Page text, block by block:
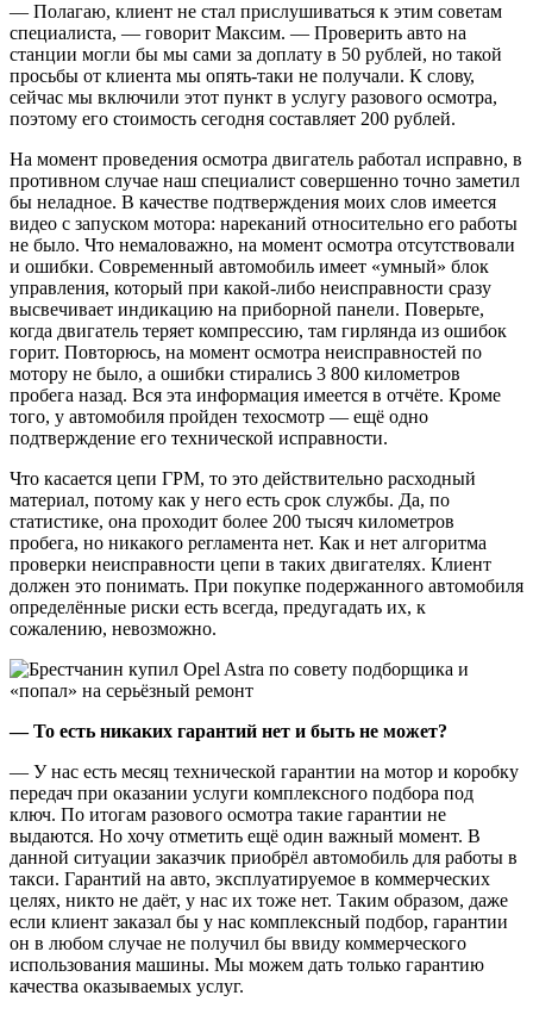
— Полагаю, клиент не стал прислушиваться к этим советам
специалиста, — говорит Максим. — Проверить авто на
станции могли бы мы сами за доплату в 50 рублей, но такой
просьбы от клиента мы опять-таки не получали. К слову,
сейчас мы включили этот пункт в услугу разового осмотра,
поэтому его стоимость сегодня составляет 200 рублей.
На момент проведения осмотра двигатель работал исправно, в
противном случае наш специалист совершенно точно заметил
бы неладное. В качестве подтверждения моих слов имеется
видео с запуском мотора: нареканий относительно его работы
не было. Что немаловажно, на момент осмотра отсутствовали
и ошибки. Современный автомобиль имеет «умный» блок
управления, который при какой-либо неисправности сразу
высвечивает индикацию на приборной панели. Поверьте,
когда двигатель теряет компрессию, там гирлянда из ошибок
горит. Повторюсь, на момент осмотра неисправностей по
мотору не было, а ошибки стирались 3 800 километров
пробега назад. Вся эта информация имеется в отчёте. Кроме
того, у автомобиля пройден техосмотр — ещё одно
подтверждение его технической исправности.
Что касается цепи ГРМ, то это действительно расходный
материал, потому как у него есть срок службы. Да, по
статистике, она проходит более 200 тысяч километров
пробега, но никакого регламента нет. Как и нет алгоритма
проверки неисправности цепи в таких двигателях. Клиент
должен это понимать. При покупке подержанного автомобиля
определённые риски есть всегда, предугадать их, к
сожалению, невозможно.
— То есть никаких гарантий нет и быть не может?
— У нас есть месяц технической гарантии на мотор и коробку
передач при оказании услуги комплексного подбора под
ключ. По итогам разового осмотра такие гарантии не
выдаются. Но хочу отметить ещё один важный момент. В
данной ситуации заказчик приобрёл автомобиль для работы в
такси. Гарантий на авто, эксплуатируемое в коммерческих
целях, никто не даёт, у нас их тоже нет. Таким образом, даже
если клиент заказал бы у нас комплексный подбор, гарантии
он в любом случае не получил бы ввиду коммерческого
использования машины. Мы можем дать только гарантию
качества оказываемых услуг.